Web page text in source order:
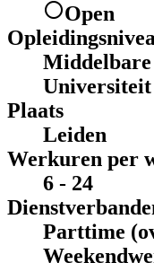
Open
Universiteit
Plaats
Leiden
Werkuren per
6 - 24
Parttime